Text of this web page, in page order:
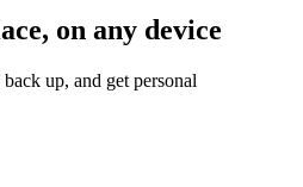
on any device
up, and get personal